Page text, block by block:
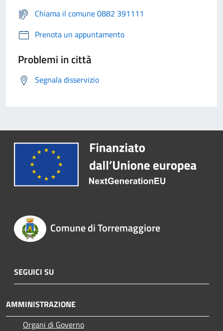
Chiama il comune 0882 391111
Prenota un appuntamento
Problemi in città
Segnala disservizio
Comune di Torremaggiore
SEGUICI SU
AMMINISTRAZIONE
Organi di Governo